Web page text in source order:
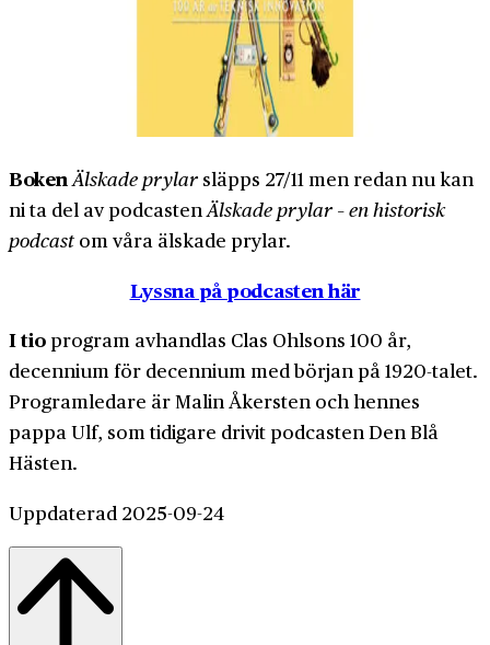
BokenÄlskade prylarsläpps 27/11 men redan nu kan
ni ta del av podcastenÄlskade prylar – en historisk
podcast om våra älskade prylar.
Lyssna på podcasten här
I tio program avhandlas Clas Ohlsons 100 år,
decennium för decennium med början på 1920-talet.
Programledare är Malin Åkersten och hennes
pappa Ulf, som tidigare drivit podcasten Den Blå
Hästen.
Uppdaterad 2025-09-24